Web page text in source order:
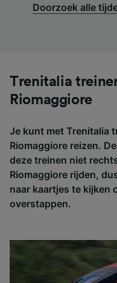
Doorzoek alle
Trenitalia
Riomaggiore
Je kunt met Trenitalia
Riomaggiore reizen.
deze treinen niet
Riomaggiore rijden,
naar kaartjes te kijken
overstappen.